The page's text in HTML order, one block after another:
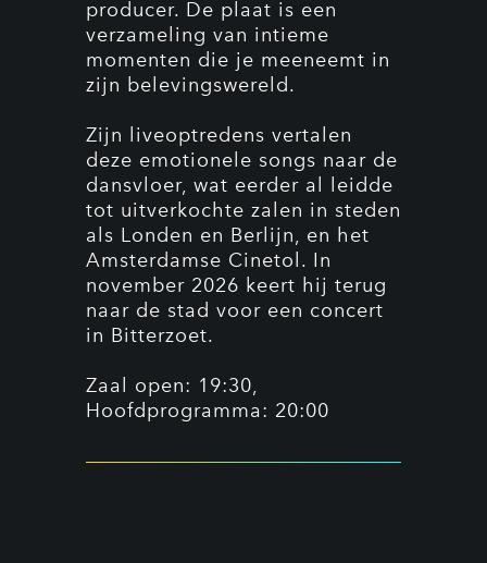
producer. De plaat is een
verzameling van intieme
momenten die je meeneemt in
zijn belevingswereld.
Zijn liveoptredens vertalen
deze emotionele songs naar de
dansvloer, wat eerder al leidde
tot uitverkochte zalen in steden
als Londen en Berlijn, en het
Amsterdamse Cinetol. In
november 2026 keert hij terug
naar de stad voor een concert
in Bitterzoet.
Zaal open: 19:30,
Hoofdprogramma: 20:00